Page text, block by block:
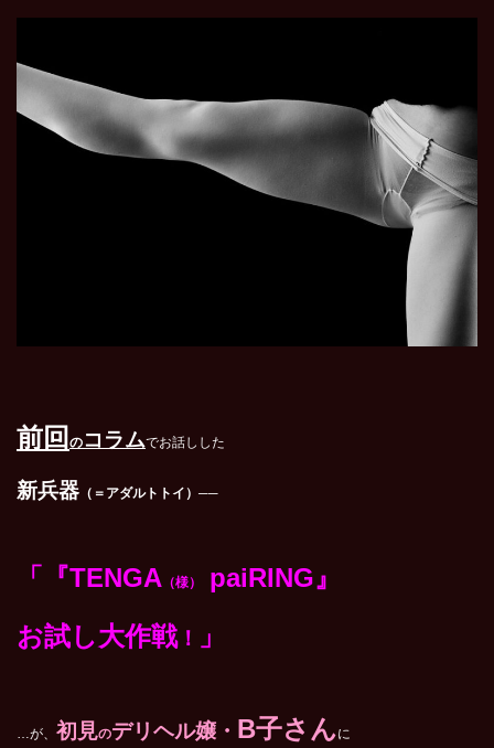
前回 のコラムでお話しした
新兵器 （＝アダルトトイ） ──
「『TENGA （様）
paiRING』
お試し大作戦！ 」
…が、 初見のデリヘル嬢・ B子さんに